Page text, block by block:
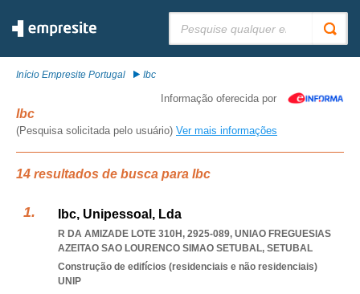
Início Empresite Portugal Ibc
Informação oferecida por
Ibc
(Pesquisa solicitada pelo usuário) Ver mais informações
14 resultados de busca para Ibc
Ibc, Unipessoal, Lda
R DA AMIZADE LOTE 310H, 2925-089, UNIAO FREGUESIAS
AZEITAO SAO LOURENCO SIMAO SETUBAL, SETUBAL
Construção de edifícios (residenciais e não residenciais)
UNIP